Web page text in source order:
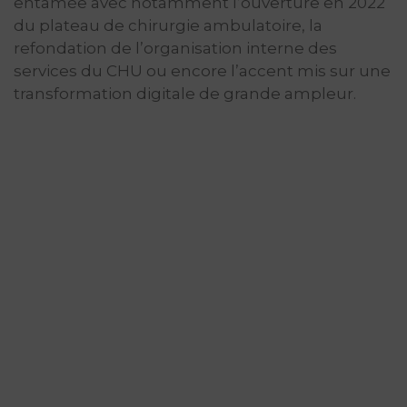
du plateau de chirurgie ambulatoire, la
refondation de l’organisation interne des
services du CHU ou encore l’accent mis sur une
transformation digitale de grande ampleur.